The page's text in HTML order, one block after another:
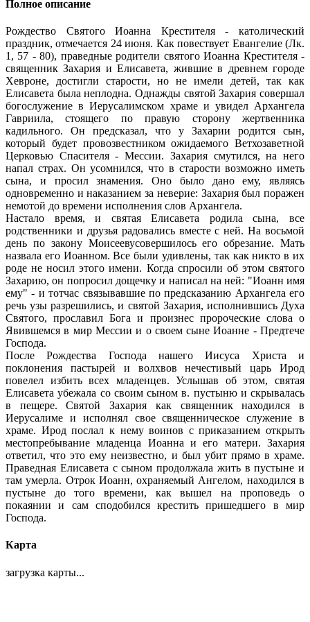
Полное описание
Рождество Святого Иоанна Крестителя - католический
праздник, отмечается 24 июня. Как повествует Евангелие (Лк.
1, 57 - 80), праведные родители святого Иоанна Крестителя -
священник Захария и Елисавета, жившие в древнем городе
Хевроне, достигли старости, но не имели детей, так как
Елисавета была неплодна. Однажды святой Захария совершал
богослужение в Иерусалимском храме и увидел Архангела
Гавриила, стоящего по правую сторону жертвенника
кадильного. Он предсказал, что у Захарии родится сын,
который будет провозвестником ожидаемого Ветхозаветной
Церковью Спасителя - Мессии. Захария смутился, на него
напал страх. Он усомнился, что в старости возможно иметь
сына, и просил знамения. Оно было дано ему, являясь
одновременно и наказанием за неверие: Захария был поражен
немотой до времени исполнения слов Архангела.
Настало время, и святая Елисавета родила сына, все
родственники и друзья радовались вместе с ней. На восьмой
день по закону Моисеевусовершилось его обрезание. Мать
назвала его Иоанном. Все были удивлены, так как никто в их
роде не носил этого имени. Когда спросили об этом святого
Захарию, он попросил дощечку и написал на ней: "Иоанн имя
ему" - и тотчас связывавшие по предсказанию Архангела его
речь узы разрешились, и святой Захария, исполнившись Духа
Святого, прославил Бога и произнес пророческие слова о
Явившемся в мир Мессии и о своем сыне Иоанне - Предтече
Господа.
После Рождества Господа нашего Иисуса Христа и
поклонения пастырей и волхвов нечестивый царь Ирод
повелел избить всех младенцев. Услышав об этом, святая
Елисавета убежала со своим сыном в. пустыню и скрывалась
в пещере. Святой Захария как священник находился в
Иерусалиме и исполнял свое священническое служение в
храме. Ирод послал к нему воинов с приказанием открыть
местопребывание младенца Иоанна и его матери. Захария
ответил, что это ему неизвестно, и был убит прямо в храме.
Праведная Елисавета с сыном продолжала жить в пустыне и
там умерла. Отрок Иоанн, охраняемый Ангелом, находился в
пустыне до того времени, как вышел на проповедь о
покаянии и сам сподобился крестить пришедшего в мир
Господа.
Карта
загрузка карты...